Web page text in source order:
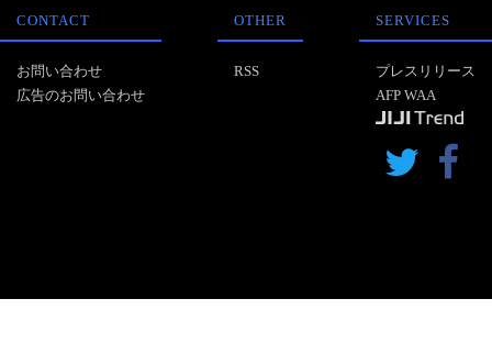
CONTACT
お問い合わせ
広告のお問い合わせ
OTHER
RSS
SERVICES
プレスリリース
AFP WAA